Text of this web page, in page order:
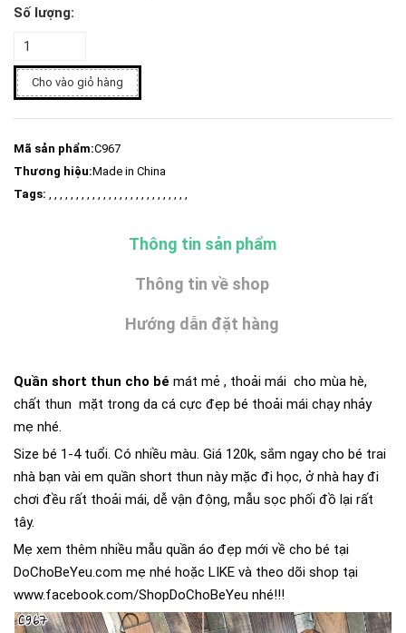
Số lượng:
Cho vào giỏ hàng
Mã sản phẩm:C967
Thương hiệu:Made in China
Tags: , , , , , , , , , , , , , , , , , , , , , , , , , ,
Thông tin sản phẩm
Thông tin về shop
Hướng dẫn đặt hàng
Quần short thun cho bé mát mẻ , thoải mái cho mùa hè,
chất thun mặt trong da cá cực đẹp bé thoải mái chạy nhảy
mẹ nhé.
Size bé 1-4 tuổi. Có nhiều màu. Giá 120k, sắm ngay cho bé trai
nhà bạn vài em quần short thun này mặc đi học, ở nhà hay đi
chơi đều rất thoải mái, dễ vận động, mẫu sọc phối đồ lại rất
tây.
Mẹ xem thêm nhiều mẫu quần áo đẹp mới về cho bé tại
DoChoBeYeu.com mẹ nhé hoặc LIKE và theo dõi shop tại
www.facebook.com/ShopDoChoBeYeu nhé!!!